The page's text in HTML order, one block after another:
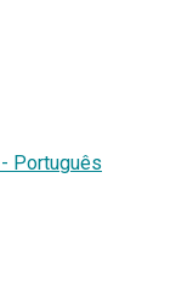
Português